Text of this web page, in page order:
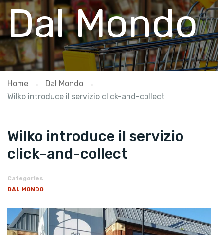
Dal Mondo
Home
Dal Mondo
Wilko introduce il servizio click-and-collect
Wilko introduce il servizio
click-and-collect
Categories
DAL MONDO